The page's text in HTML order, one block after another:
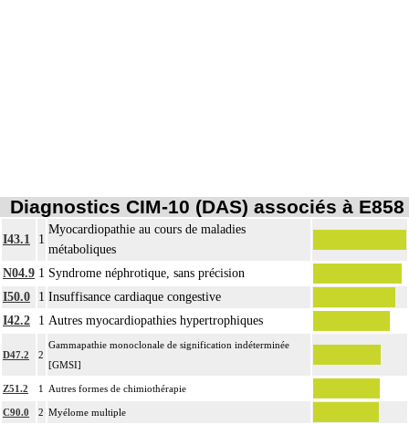
Diagnostics CIM-10 (DAS) associés à E858
I43.1 1
Myocardiopathie au cours de maladies
métaboliques
N04.9 1 Syndrome néphrotique, sans précision
I50.0
1 Insuffisance cardiaque congestive
I42.2
1 Autres myocardiopathies hypertrophiques
D47.2 2
Gammapathie monoclonale de signification indéterminée
[GMSI]
Z51.2 1 Autres formes de chimiothérapie
C90.0 2 Myélome multiple